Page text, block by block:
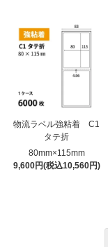
物流ラベル強粘着 C1
タテ折
80mm×115mm
9,600円(税込10,560円)